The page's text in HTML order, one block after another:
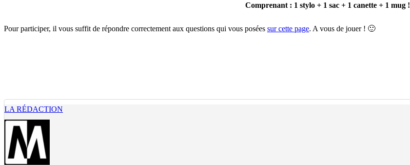
Comprenant : 1 stylo + 1 sac + 1 canette + 1 mug !
Pour participer, il vous suffit de répondre correctement aux questions qui vous posées sur cette page. A vous de jouer ! 🙂
LA RÉDACTION